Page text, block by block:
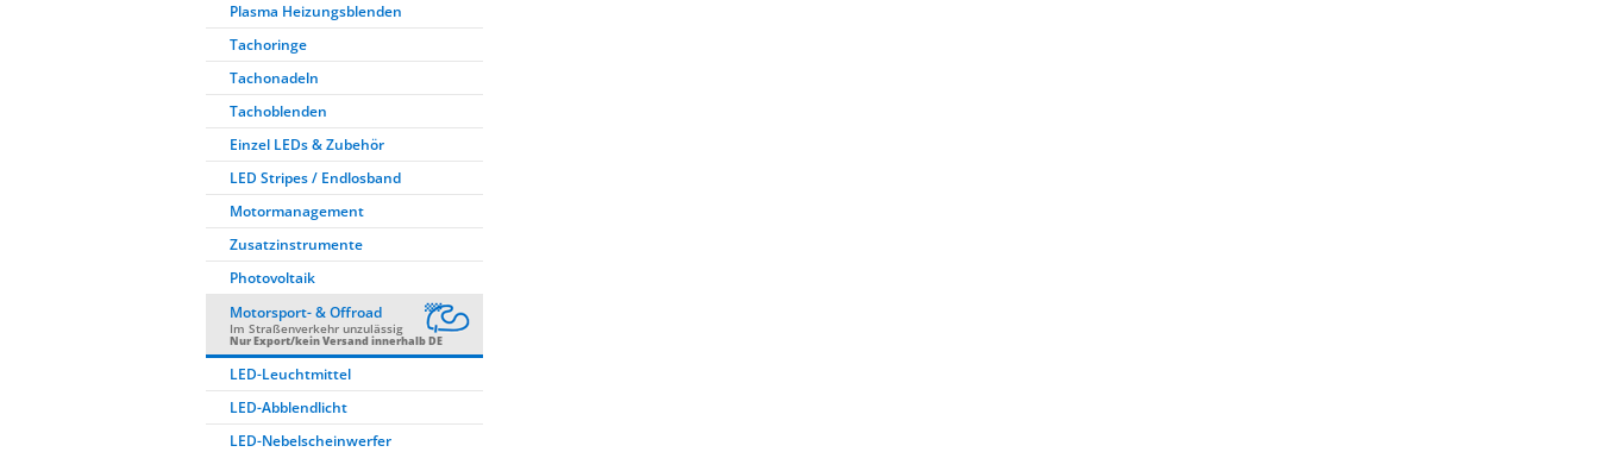
Plasma Heizungsblenden
Tachoringe
Tachonadeln
Tachoblenden
Einzel LEDs & Zubehör
LED Stripes / Endlosband
Motormanagement
Zusatzinstrumente
Photovoltaik
Motorsport- & Offroad
Im Straßenverkehr unzulässig
Nur Export/kein Versand innerhalb DE
LED-Leuchtmittel
LED-Abblendlicht
LED-Nebelscheinwerfer